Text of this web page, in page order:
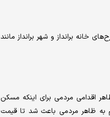
خانه برانداز و شهر برانداز مانند
اقدامی مردمی برای اینکه مسکن
به ظاهر مردمی باعث شد تا قیمت